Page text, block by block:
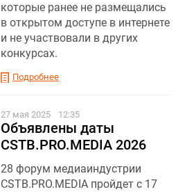
которые ранее не размещались
в открытом доступе в интернете
и не участвовали в других
конкурсах.
Подробнее
27 мая 2025 12:35
Объявлены даты
CSTB.PRO.MEDIA 2026
28 форум медиаиндустрии
CSTB.PRO.MEDIA пройдет с 17